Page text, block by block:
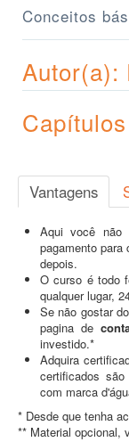
Conceitos
Autor(a):
Capítulos
Vantagens
Aqui você não
pagamento para
depois.
O curso é todo
qualquer lugar,
Se não gostar
pagina de
investido.*
Adquira
certificados
com marca
* Desde que tenha
** Material opcional,